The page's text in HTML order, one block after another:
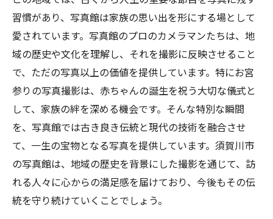
家族の物語を未来に届ける写真館
須賀川市での特別な家族時間
習慣があり、写真館は家族の思い出を形にする場として
愛されています。写真館のプロのカメラマンたちは、地
域の歴史や文化を理解し、それを撮影に反映させること
で、ただの写真以上の価値を提供しています。特にお宮
参りの写真撮影は、赤ちゃんの誕生を祝う大切な儀式と
して、家族の絆を深める機会です。そんな特別な瞬間
を、写真館では古き良き伝統と現代の技術を融合させ
て、一生の宝物となる写真を提供しています。須賀川市
の写真館は、地域の歴史を背景にした撮影を通じて、訪
れる人々に心からの満足感を届けており、今後もその伝
統を守り続けていくことでしょう。